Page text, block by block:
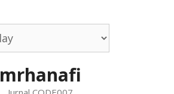
mrhanafi